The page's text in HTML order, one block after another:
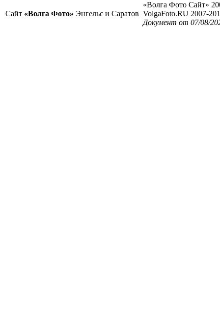
Сайт «Волга Фото» Энгельс и Саратов
«Волга Фото Сайт»
VolgaFoto.RU 2007-
Документ от 07/08/